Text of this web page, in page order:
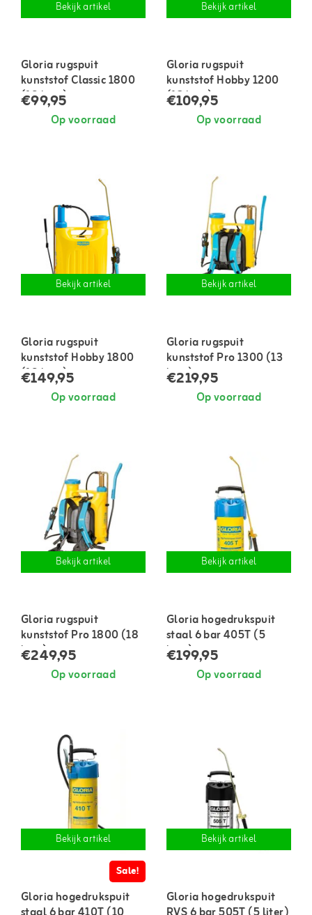
Bekijk artikel
Gloria rugspuit
kunststof Classic 1800
(18 liter)
€99,95
Op voorraad
Bekijk artikel
Gloria rugspuit
kunststof Hobby 1200
(12 liter)
€109,95
Op voorraad
Bekijk artikel
Gloria rugspuit
kunststof Hobby 1800
(18 liter)
€149,95
Op voorraad
Bekijk artikel
Gloria rugspuit
kunststof Pro 1300 (13
liter)
€219,95
Op voorraad
Bekijk artikel
Gloria rugspuit
kunststof Pro 1800 (18
liter)
€249,95
Op voorraad
Bekijk artikel
Gloria hogedrukspuit
staal 6 bar 405T (5
liter)
€199,95
Op voorraad
Bekijk artikel
Sale!
Gloria hogedrukspuit
Bekijk artikel
Gloria hogedrukspuit